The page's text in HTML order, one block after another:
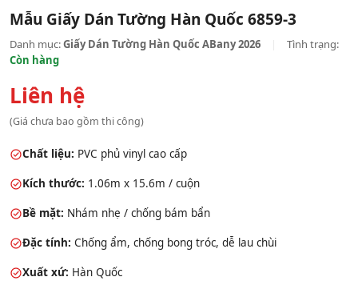
Mẫu Giấy Dán Tường Hàn Quốc 6859-3
Danh mục:Giấy Dán Tường Hàn Quốc ABany 2026
Tình trạng:
Còn hàng
Liên hệ
(Giá chưa bao gồm thi công)
Chất liệu: PVC phủ vinyl cao cấp
Kích thước: 1.06m x 15.6m / cuộn
Bề mặt: Nhám nhẹ / chống bám bẩn
Đặc tính: Chống ẩm, chống bong tróc, dễ lau chùi
Xuất xứ: Hàn Quốc